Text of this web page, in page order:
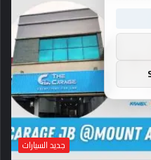
جديد السيارات